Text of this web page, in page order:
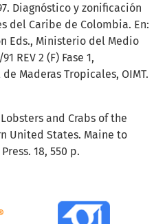
Diagnóstico y zonificación
del Caribe de Colombia. En:
Eds., Ministerio del Medio
REV 2 (F) Fase 1,
Maderas Tropicales, OIMT.
and Crabs of the
United States. Maine to
18, 550 p.